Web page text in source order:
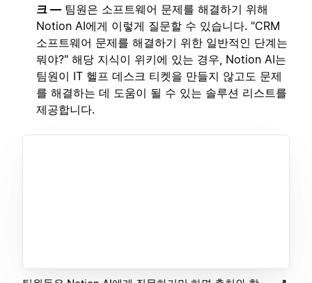
크 — 팀원은 소프트웨어 문제를 해결하기 위해
Notion AI에게 이렇게 질문할 수 있습니다. "CRM
소프트웨어 문제를 해결하기 위한 일반적인 단계는
뭐야?" 해당 지식이 위키에 있는 경우, Notion AI는
팀원이 IT 헬프 데스크 티켓을 만들지 않고도 문제
를 해결하는 데 도움이 될 수 있는 솔루션 리스트를
제공합니다.